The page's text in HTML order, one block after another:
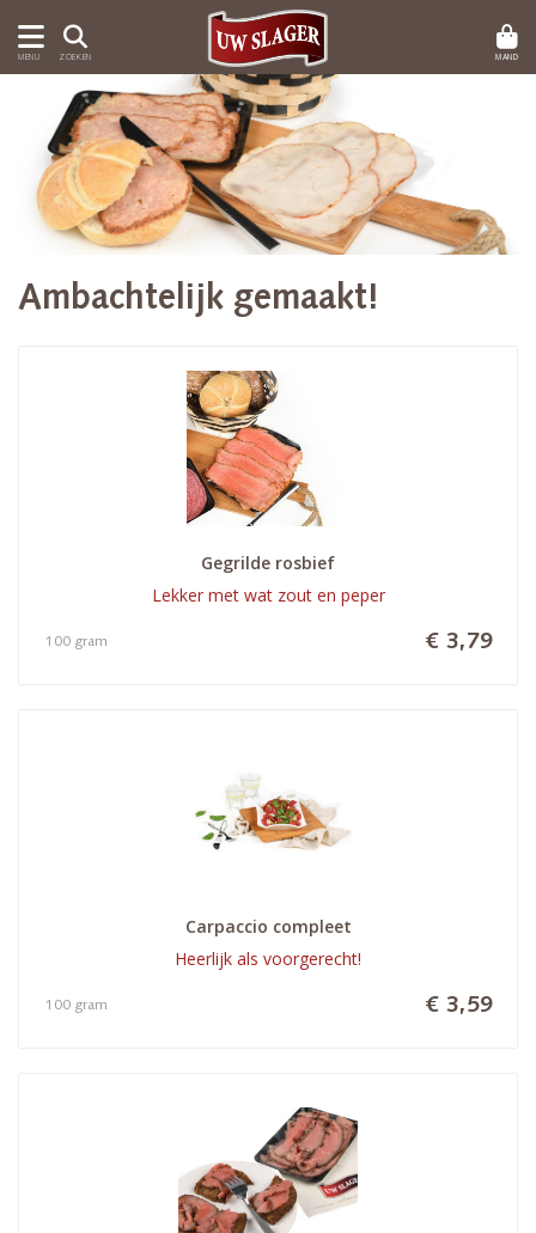
MENU ZOEKEN MAND
Ambachtelijk gemaakt!
Gegrilde rosbief
Lekker met wat zout en peper
€ 3,79
100 gram
Carpaccio compleet
Heerlijk als voorgerecht!
€ 3,59
100 gram